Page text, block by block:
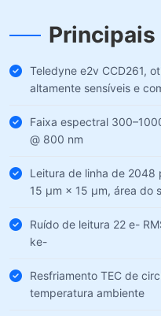
Teledyne e2v CCD261,
altamente sensíveis e
Faixa espectral
@ 800 nm
Leitura de linha de 2048
15 µm × 15 µm, área do
Ruído de leitura 22 e-
ke-
Resfriamento TEC de
temperatura ambiente